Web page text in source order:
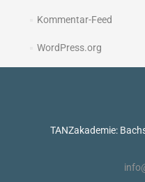
Kommentar-Feed
WordPress.org
TANZakademie: